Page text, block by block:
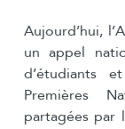
Aujourd’hui,
un appel
d’étudiants
Premières
partagées par